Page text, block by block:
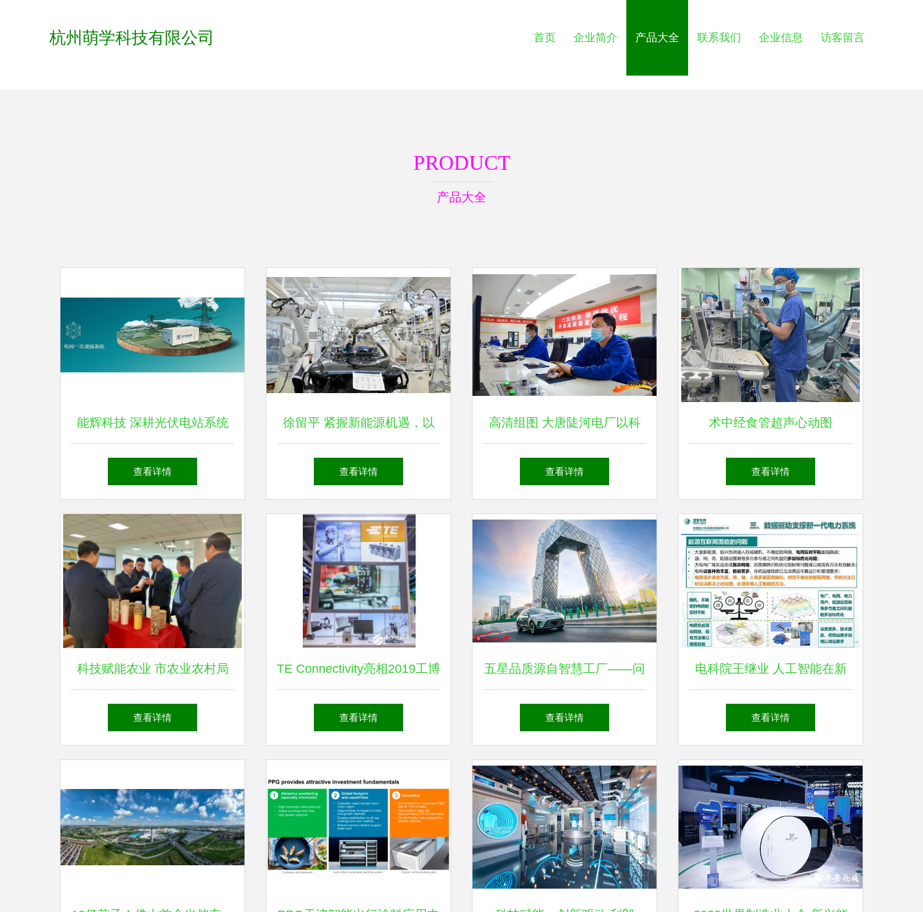
杭州萌学科技有限公司 首页 企业简介 产品大全 联系我们 企业信息 访客留言
PRODUCT
产品大全
能辉科技 深耕光伏电站系统
集成，布局垃圾热解气化与储
查看详情
徐留平 紧握新能源机遇，以
技术研发驱动自主品牌跨越式
查看详情
高清组图 大唐陡河电厂以科
技创新与精细管理，新兴能源
查看详情
术中经食管超声心动图
（TEE） 心血管手术的“慧
新启示
查看详情
科技赋能农业 市农业农村局
调研长子县冻干食品生产与新
查看详情
TE Connectivity亮相2019工博
会，以创新连接技术助力中国
查看详情
五星品质源自智慧工厂——问
界M5荣获中国汽研权威认证
查看详情
电科院王继业 人工智能在新
能源技术研发中的重点方向与
查看详情